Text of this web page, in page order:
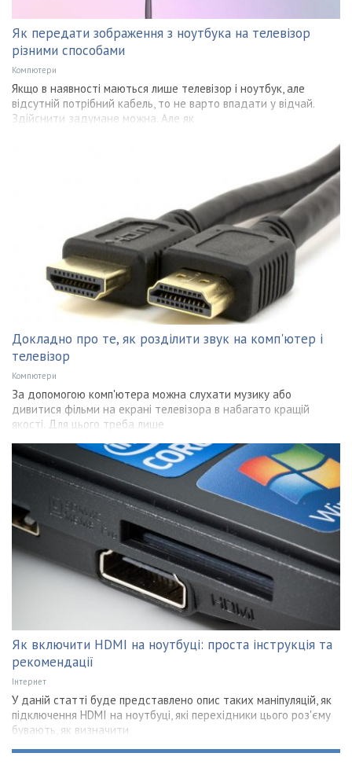
Як передати зображення з ноутбука на телевізор
різними способами
Компютери
Якщо в наявності маються лише телевізор і ноутбук, але
відсутній потрібний кабель, то не варто впадати у відчай.
Здійснити задумане можна. Але як
Докладно про те, як розділити звук на комп'ютер і
телевізор
Компютери
За допомогою комп'ютера можна слухати музику або
дивитися фільми на екрані телевізора в набагато кращій
якості. Для цього треба лише
Як включити HDMI на ноутбуці: проста інструкція та
рекомендації
Інтернет
У даній статті буде представлено опис таких маніпуляцій, як
підключення HDMI на ноутбуці, які перехідники цього роз'єму
бувають, як визначити